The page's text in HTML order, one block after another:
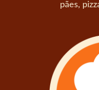
pães,